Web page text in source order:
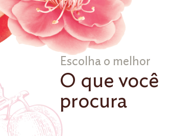
Escolha o melhor
O que você
procura